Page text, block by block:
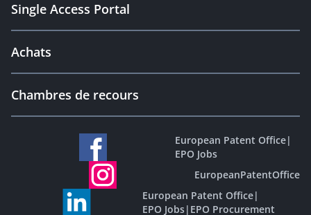
Single Access Portal
Achats
Chambres de recours
European Patent Office|
EPO Jobs
EuropeanPatentOffice
European Patent Office|
EPO Jobs| EPO Procurement